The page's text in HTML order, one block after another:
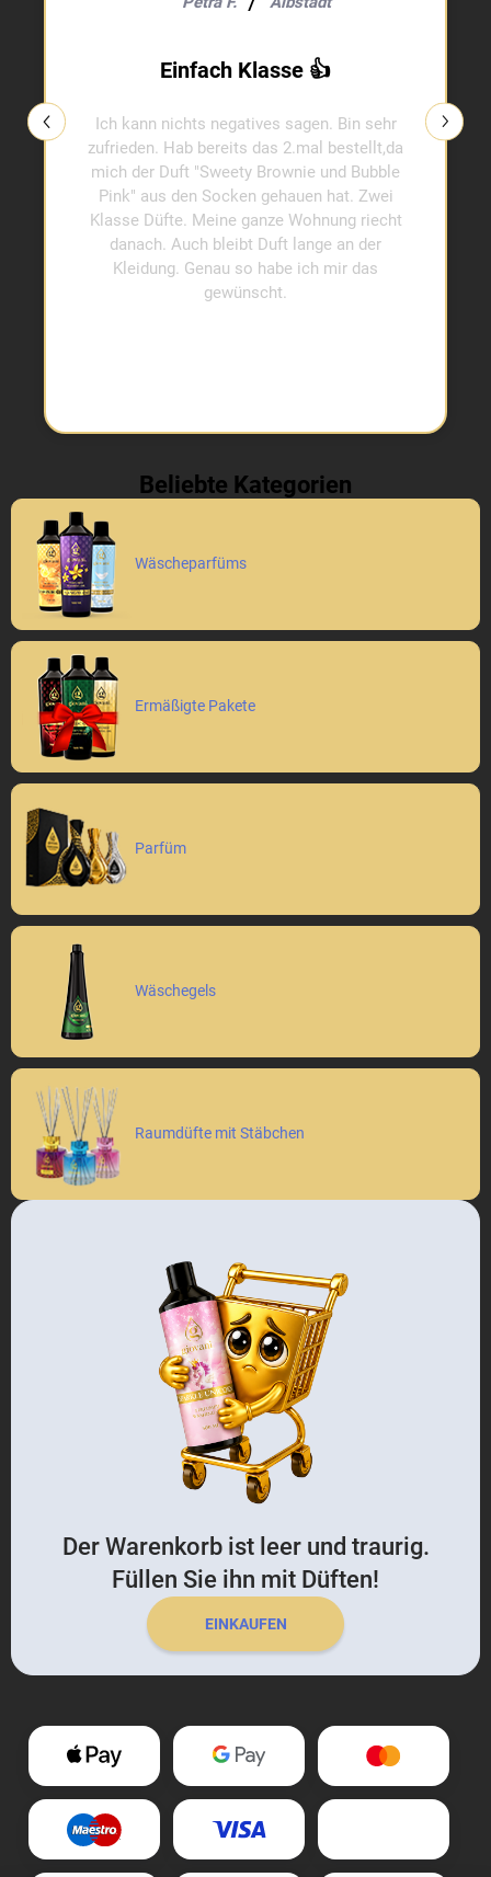
Einfach Klasse 👍
Ich kann nichts negatives sagen. Bin sehr
zufrieden. Hab bereits das 2.mal bestellt,da
mich der Duft "Sweety Brownie und Bubble
Pink" aus den Socken gehauen hat. Zwei
Klasse Düfte. Meine ganze Wohnung riecht
danach. Auch bleibt Duft lange an der
Kleidung. Genau so habe ich mir das
gewünscht.
Beliebte Kategorien
Wäscheparfüms
Ermäßigte Pakete
Parfüm
Wäschegels
Raumdüfte mit Stäbchen
Der Warenkorb ist leer und traurig.
Füllen Sie ihn mit Düften!
EINKAUFEN